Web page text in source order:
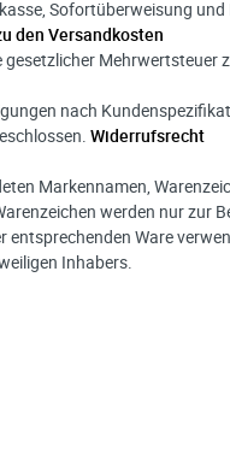
Sofortüberweisung
den Versandkosten
gesetzlicher Mehrwertsteuer
nach
Widerrufsrecht
Markennamen,
werden nur zur
entsprechenden Ware
Inhabers.